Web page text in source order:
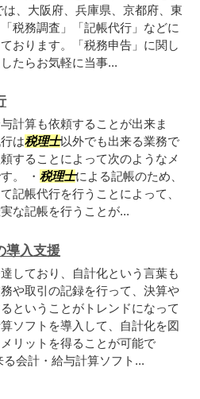
は、大阪府、兵庫県、京都府、東
税務調査」「記帳代行」などに
おります。「税務申告」に関し
たらお気軽に当事...
計算も依頼することが出来ま
は税理士以外でも出来る業務で
することによって次のようなメ
。 ・ 税理士による記帳のため、
記帳代行を行うことによって、
な記帳を行うことが...
導入支援
しており、自計化という言葉も
や取引の記録を行って、決算や
ということがトレンドになって
ソフトを導入して、自計化を図
リットを得ることが可能で
会計・給与計算ソフト...